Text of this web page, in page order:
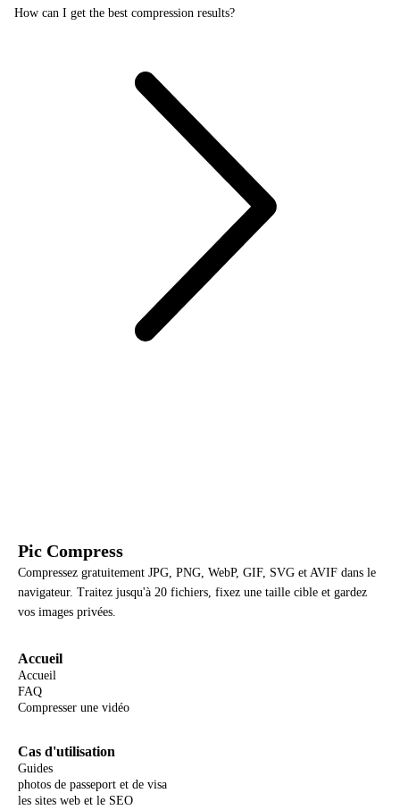
How can I get the best compression results?
Pic Compress
Compressez gratuitement JPG, PNG, WebP, GIF, SVG et AVIF dans le
navigateur. Traitez jusqu'à 20 fichiers, fixez une taille cible et gardez
vos images privées.
Accueil
Accueil
FAQ
Compresser une vidéo
Cas d'utilisation
Guides
photos de passeport et de visa
les sites web et le SEO